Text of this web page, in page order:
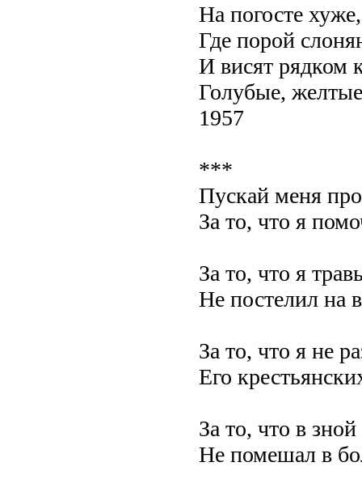
На погосте
Где порой
И висят рядком
Голубые,
1957
***
Пускай меня
За то, что я
За то, что я
Не постелил на
За то, что я не
Его
За то, что в
Не помешал в